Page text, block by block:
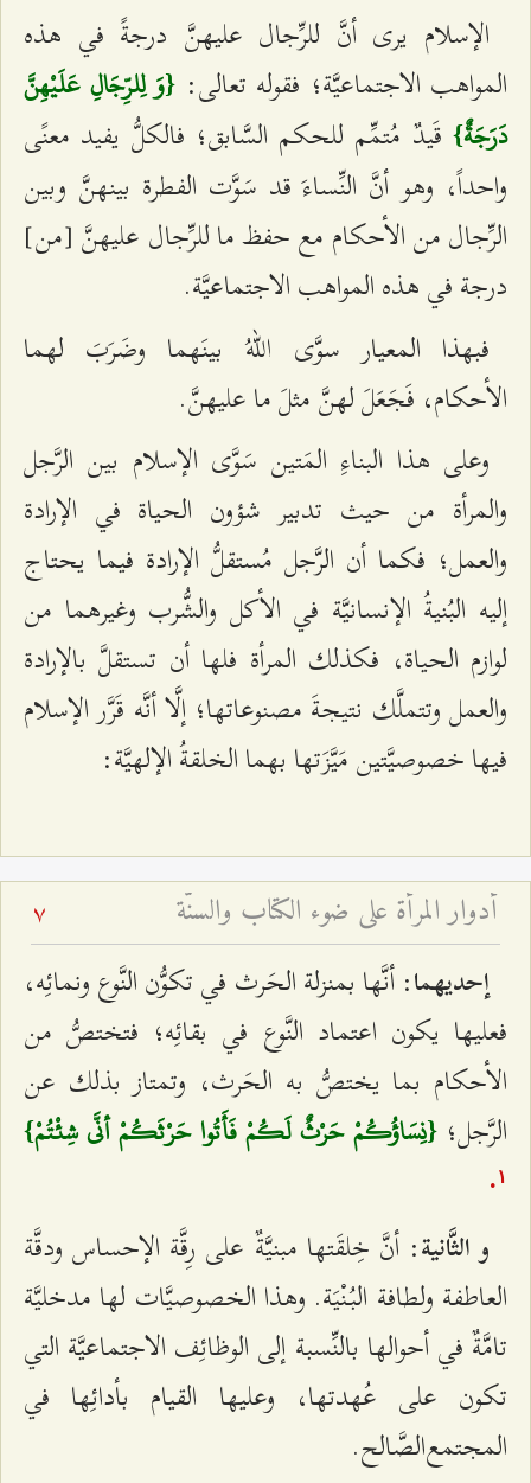
الإسلام يرى أنَّ للرِّجال عليهنَّ درجةً في هذه
المواهب الاجتماعيَّة؛ فقوله تعالى: {وَ لِلرِّجَالِ عَلَيْهِنَّ
دَرَجَةٌ} قَيدٌ مُتمِّم للحكم السَّابق؛ فالكلُّ يفيد معنًى
واحداً، وهو أنَّ النِّساءَ قد سَوَّت الفطرة بينهنَّ وبين
الرِّجال من الأحكام مع حفظ ما للرِّجال عليهنَّ [من]
درجة في هذه المواهب الاجتماعيَّة.
فبهذا المعيار سوَّى اللهُ بينَهما وضَرَبَ لهما
الأحكام، فَجَعَلَ لهنَّ مثلَ ما عليهنَّ.
وعلى هذا البناءِ المَتين‌ سَوَّى الإسلام بين الرَّجل
والمرأة من حيث تدبير شؤون الحياة في الإرادة
والعمل؛ فكما أن الرَّجل مُستقلُّ الإرادة فيما يحتاج
إليه البُنيةُ الإنسانيَّة في الأكل والشُّرب وغيرهما من
لوازم الحياة، فكذلك المرأة فلها أن تستقلَّ بالإرادة
والعمل وتتملَّك نتيجةَ مصنوعاتها؛ إلَّا أنَّه قَرَّر الإسلام
فيها خصوصيَّتين مَيَّزَتها بهما الخلقةُ الإلهيَّة:
أدوار المرأة على ضوء الكتاب والسنّة 7
إحديهما: أنَّها بمنزلة الحَرث في تكوُّن النَّوع ونمائِه،
فعليها يكون اعتماد النَّوع في بقائِه؛ فتختصُّ من
الأحكام بما يختصُّ به الحَرث، وتمتاز بذلك عن
الرَّجل؛ {نِسَاؤُكُمْ حَرْثٌ لَكُمْ فَأَتُوا حَرْثَكُمْ أنَّى شِئْتُمْ}
۱
و الثَّانية: أنَّ خِلقَتها مبنيَّةٌ على رِقَّة الإحساس ودقَّة
العاطفة ولطافة البُنْيَة. وهذا الخصوصيَّات لها مدخليَّة
تامَّةٌ في أحوالها بالنِّسبة إلى الوظائِف الاجتماعيَّة التي
تكون على عُهدتها، وعليها القيام بأدائِها في
المجتمع‌الصَّالح.